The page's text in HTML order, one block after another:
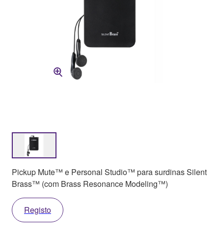
Pickup Mute™ e Personal Studio™ para surdinas Silent
Brass™ (com Brass Resonance Modeling™)
Registo